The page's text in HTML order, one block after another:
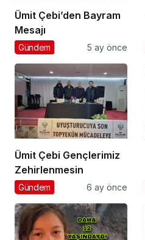
Ümit Çebi’den Bayram
Mesajı
Gündem 5 ay önce
Ümit Çebi Gençlerimiz
Zehirlenmesin
Gündem 6 ay önce